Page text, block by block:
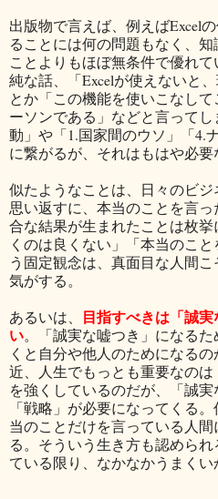
出版物で言えば、例えばExcel
ることには何の問題もなく、
ことよりもほぼ無条件で優れ
純な話、「Excelが使えないと
とか「この機能を使いこなし
ーソンである」などと言って
動」や「1.国家間のウソ」「4.
に繋がるが、それはもはや必要
似たようなことは、日々のビジ
思い返すに、本当のことを言
合な結果が生まれたことは枚
くのは良くない」「本当のこ
う固定観念は、真面目な人間
気がする。
あるいは、 目指すべきは「誠
い。「誠実な嘘つき」になる
くと自分や他人のためになる
近、人生でもっとも重要なの
を強くしているのだが、「誠
「戦略」が必要になってくる
当のことだけを言っている人
る。そういう生き方も認めら
ている限り、なかなかうまくい